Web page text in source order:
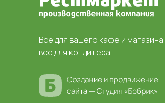
Все для вашего кафе и магазина,
все для кондитера